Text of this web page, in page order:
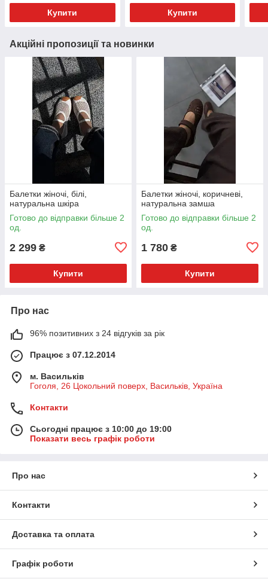
Купити Купити
Акційні пропозиції та новинки
Балетки жіночі, білі,
натуральна шкіра
Готово до відправки більше 2
од.
2 299 ₴
Купити
Балетки жіночі, коричневі,
натуральна замша
Готово до відправки більше 2
од.
1 780 ₴
Купити
Про нас
96% позитивних з 24 відгуків за рік
Працює з 07.12.2014
м. Васильків
Гоголя, 26 Цокольний поверх, Васильків, Україна
Контакти
Сьогодні працює з 10:00 до 19:00
Показати весь графік роботи
Про нас
Контакти
Доставка та оплата
Графік роботи